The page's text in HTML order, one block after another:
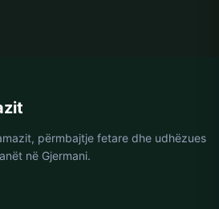
përmbajtje fetare dhe udhëzues
në Gjermani.